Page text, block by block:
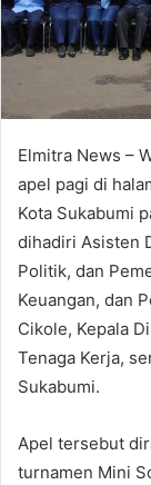
Elmitra News –
apel pagi di
Kota Sukabumi
dihadiri Asisten
Politik, dan
Keuangan, dan
Cikole, Kepala
Tenaga Kerja,
Sukabumi.
Apel tersebut
turnamen Mini